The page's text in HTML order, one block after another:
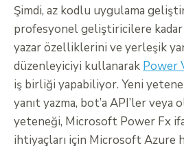
Şimdi, az kodlu uygulama
profesyonel geliştiricilere
yazar özelliklerini ve yerleşik
düzenleyiciyi kullanarak Power
iş birliği yapabiliyor. Yeni
yanıt yazma, bot’a API’ler veya
yeteneği, Microsoft Power Fx
ihtiyaçları için Microsoft Azure